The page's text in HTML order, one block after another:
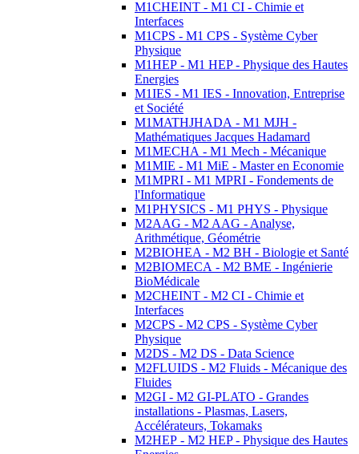
M1CHEINT - M1 CI - Chimie et
Interfaces
M1CPS - M1 CPS - Système Cyber
Physique
M1HEP - M1 HEP - Physique des Hautes
Energies
M1IES - M1 IES - Innovation, Entreprise
et Société
M1MATHJHADA - M1 MJH -
Mathématiques Jacques Hadamard
M1MECHA - M1 Mech - Mécanique
M1MIE - M1 MiE - Master en Economie
M1MPRI - M1 MPRI - Fondements de
l'Informatique
M1PHYSICS - M1 PHYS - Physique
M2AAG - M2 AAG - Analyse,
Arithmétique, Géométrie
M2BIOHEA - M2 BH - Biologie et Santé
M2BIOMECA - M2 BME - Ingénierie
BioMédicale
M2CHEINT - M2 CI - Chimie et
Interfaces
M2CPS - M2 CPS - Système Cyber
Physique
M2DS - M2 DS - Data Science
M2FLUIDS - M2 Fluids - Mécanique des
Fluides
M2GI - M2 GI-PLATO - Grandes
installations - Plasmas, Lasers,
Accélérateurs, Tokamaks
M2HEP - M2 HEP - Physique des Hautes